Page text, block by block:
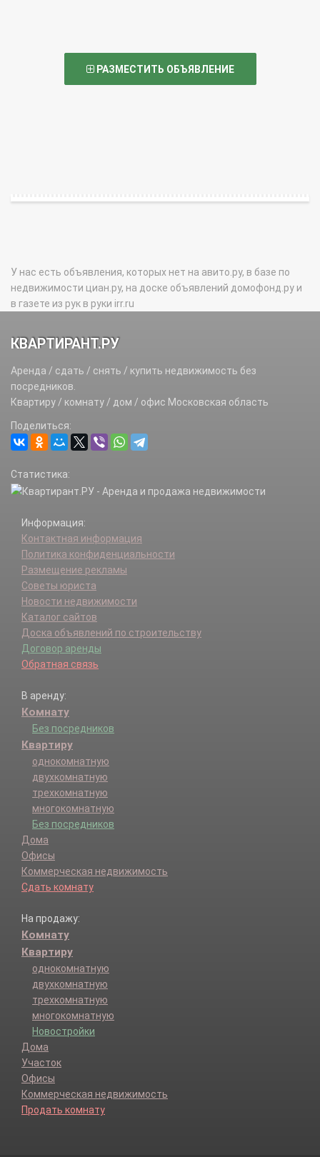
РАЗМЕСТИТЬ ОБЪЯВЛЕНИЕ
У нас есть объявления, которых нет на авито.ру, в базе по
недвижимости циан.ру, на доске объявлений домофонд.ру и
в газете из рук в руки irr.ru
КВАРТИРАНТ.РУ
Аренда / сдать / снять / купить недвижимость без
посредников.
Квартиру / комнату / дом / офис Московская область
Поделиться:
Статистика:
Информация:
Контактная информация
Политика конфиденциальности
Размещение рекламы
Советы юриста
Новости недвижимости
Каталог сайтов
Доска объявлений по строительству
Договор аренды
Обратная связь
В аренду:
Комнату
Без посредников
Квартиру
однокомнатную
двухкомнатную
трехкомнатную
многокомнатную
Без посредников
Дома
Офисы
Коммерческая недвижимость
Сдать комнату
На продажу:
Комнату
Квартиру
однокомнатную
двухкомнатную
трехкомнатную
многокомнатную
Новостройки
Дома
Участок
Офисы
Коммерческая недвижимость
Продать комнату